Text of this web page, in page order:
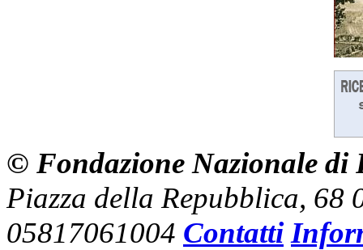
© Fondazione Nazionale di
Piazza della Repubblica, 68
05817061004 Contatti